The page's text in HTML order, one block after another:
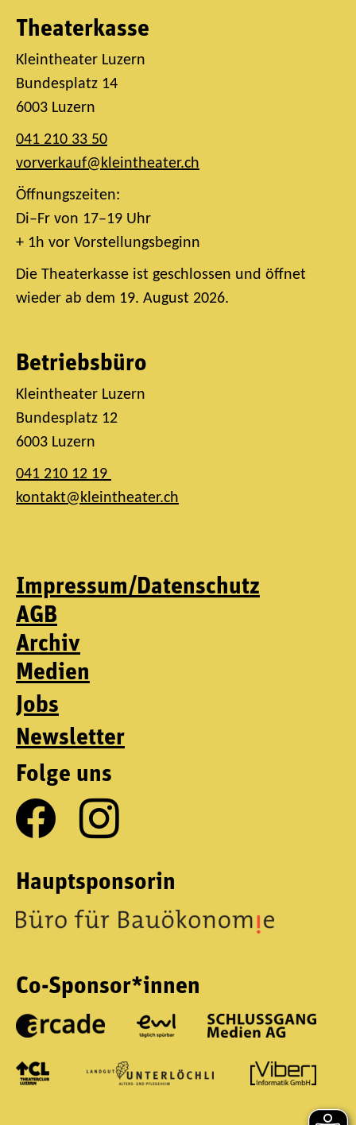
Theaterkasse
Kleintheater Luzern
Bundesplatz 14
6003 Luzern
041 210 33 50
vorverkauf@kleintheater.ch
Öffnungszeiten:
Di–Fr von 17–19 Uhr
+ 1h vor Vorstellungsbeginn
Die Theaterkasse ist geschlossen und öffnet
wieder ab dem 19. August 2026.
Betriebsbüro
Kleintheater Luzern
Bundesplatz 12
6003 Luzern
041 210 12 19
kontakt@kleintheater.ch
Impressum/Datenschutz
AGB
Archiv
Medien
Jobs
Newsletter
Folge uns
Hauptsponsorin
Co-Sponsor*innen